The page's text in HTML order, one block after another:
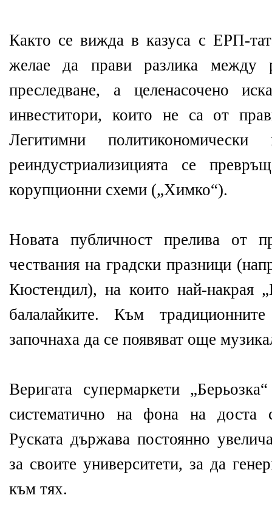
Както се вижда в казуса с ЕРП-
желае да прави разлика между
преследване, а целенасочено
инвеститори, които не са от
Легитимни
реиндустриализицията се
корупционни схеми („Химко“).
Новата публичност прелива от
чествания на градски празници
Кюстендил), на които най-накрая
балалайките. Към
започнаха да се появяват още
Веригата супермаркети
систематично на фона на доста
Руската държава постоянно
за своите университети, за да
към тях.